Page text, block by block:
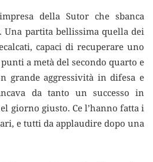
della Sutor che sbanca
Una partita bellissima quella dei
capaci di recuperare uno
a metà del secondo quarto e
grande aggressività in difesa e
da tanto un successo in
giorno giusto. Ce l’hanno fatta i
e tutti da applaudire dopo una